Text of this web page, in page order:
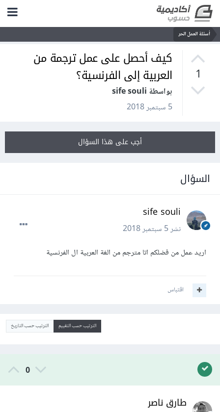
أسئلة العمل الحر
1
كيف أحصل على عمل ترجمة من
العربية إلى الفرنسية؟
بواسطة sife souli
5 سبتمبر 2018
أجب على هذا السؤال
السؤال
sife souli
نشر5 سبتمبر 2018
اريد عمل من فضلكم اتا مترجم من الغة العربية ال الفرنسية
اقتباس
الترتيب حسب التقييم الترتيب حسب التاريخ
0
طارق ناصر